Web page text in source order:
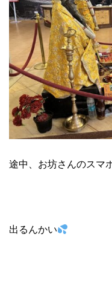
途中、お坊さんのスマ
出るんかい